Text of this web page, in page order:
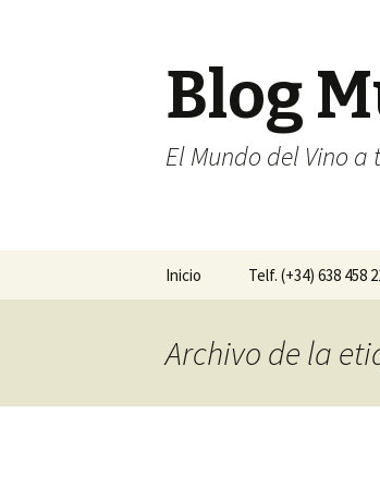
Blog
El Mundo del Vino a
Ir al contenido
Inicio Telf. (+34) 638 458
Archivo de la